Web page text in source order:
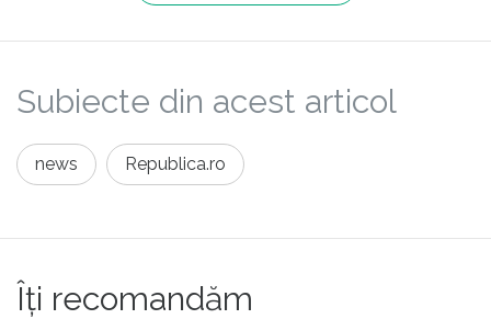
Subiecte din acest articol
news Republica.ro
Îți recomandăm